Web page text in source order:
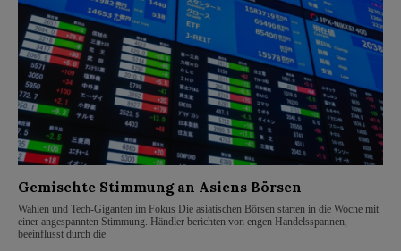
Gemischte Stimmung an Asiens Börsen
Wahlen und Tech-Giganten im Fokus Die asiatischen Börsen starten in die Woche mit
einer angespannten Stimmung. Händler berichten von engen Handelsspannen,
beeinflusst durch die